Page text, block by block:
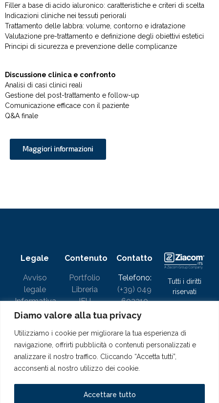
Diamo valore alla tua privacy
Utilizziamo i cookie per migliorare la tua esperienza di
navigazione, offrirti pubblicità o contenuti personalizzati e
analizzare il nostro traffico. Cliccando “Accetta tutti”,
acconsenti al nostro utilizzo dei cookie.
Accettare tutto
Filler a base di acido ialuronico: caratteristiche e criteri di scelta
Indicazioni cliniche nei tessuti periorali
Trattamento delle labbra: volume, contorno e idratazione
Valutazione pre-trattamento e definizione degli obiettivi estetici
Principi di sicurezza e prevenzione delle complicanze
Discussione clinica e confronto
Analisi di casi clinici reali
Gestione del post-trattamento e follow-up
Comunicazione efficace con il paziente
Q&A finale
Maggiori informazioni
Legale
Avviso
legale
Informativa
sulla
Avviso sui
cookie
Termini e
condizioni
Politica di
Contenuto
Portfolio
Libreria
IFU
ESG
canale
etico
Contatto
Telefono:
(+39) 049
603310
Email:
Contattaci
Unisciti a
noi
Tutti i diritti
riservati